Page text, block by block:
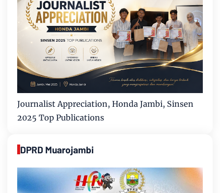
Journalist Appreciation, Honda Jambi, Sinsen
2025 Top Publications
DPRD Muarojambi